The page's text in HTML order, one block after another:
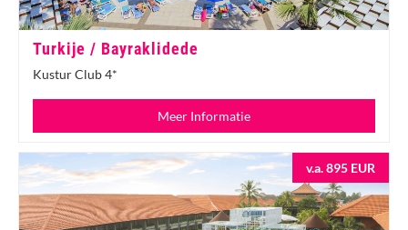
Turkije / Bayraklidede
Kustur Club 4*
Meer Informatie
v.a. 895 EUR